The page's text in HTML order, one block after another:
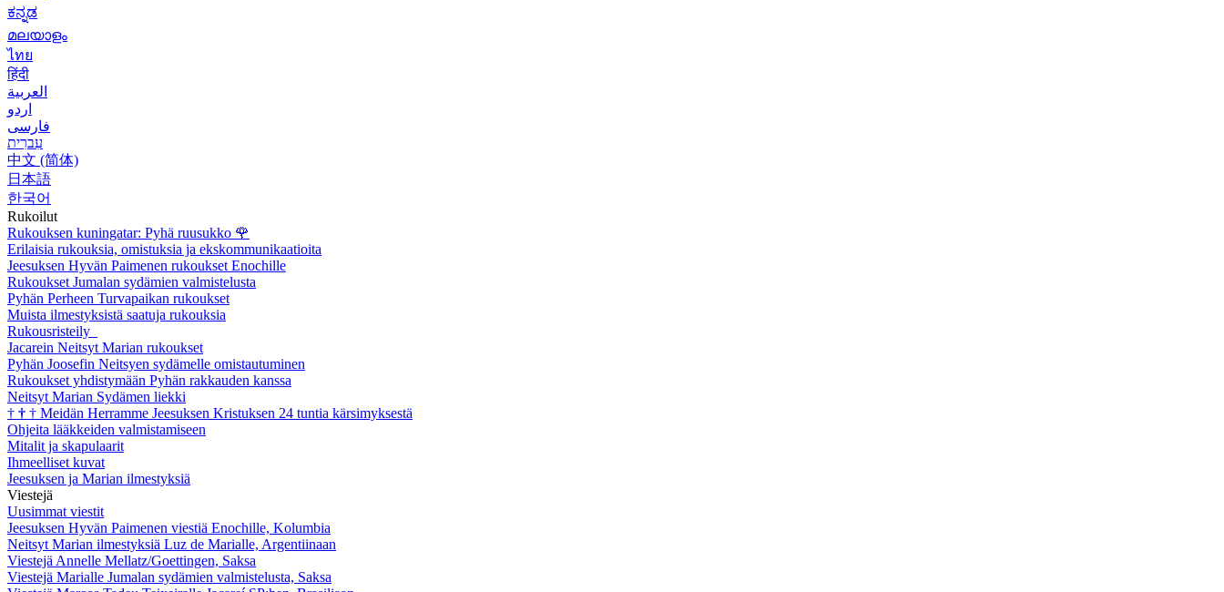
ಕನ್ನಡ
മലയാളം
ไทย
हिंदी
العربية
اردو
فارسی
עִברִית
中文 (简体)
日本語
한국어
Rukoilut
Rukouksen kuningatar: Pyhä ruusukko 🌹
Erilaisia rukouksia, omistuksia ja ekskommunikaatioita
Jeesuksen Hyvän Paimenen rukoukset Enochille
Rukoukset Jumalan sydämien valmistelusta
Pyhän Perheen Turvapaikan rukoukset
Muista ilmestyksistä saatuja rukouksia
Rukousristeily
Jacarein Neitsyt Marian rukoukset
Pyhän Joosefin Neitsyen sydämelle omistautuminen
Rukoukset yhdistymään Pyhän rakkauden kanssa
Neitsyt Marian Sydämen liekki
† † † Meidän Herramme Jeesuksen Kristuksen 24 tuntia kärsimyksestä
Ohjeita lääkkeiden valmistamiseen
Mitalit ja skapulaarit
Ihmeelliset kuvat
Jeesuksen ja Marian ilmestyksiä
Viestejä
Uusimmat viestit
Jeesuksen Hyvän Paimenen viestiä Enochille, Kolumbia
Neitsyt Marian ilmestyksiä Luz de Marialle, Argentiinaan
Viestejä Annelle Mellatz/Goettingen, Saksa
Viestejä Marialle Jumalan sydämien valmistelusta, Saksa